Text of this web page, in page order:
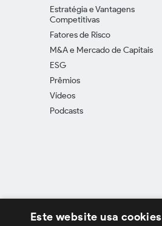
Estratégia e Vantagens
Competitivas
Fatores de Risco
M&A e Mercado de Capitais
ESG
Prêmios
Vídeos
Podcasts
Este website usa cookies